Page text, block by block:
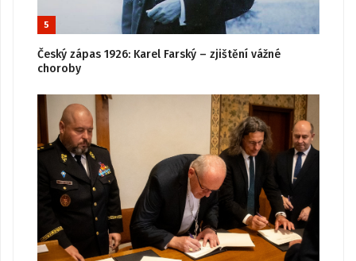
5
Český zápas 1926: Karel Farský – zjištění vážné
choroby